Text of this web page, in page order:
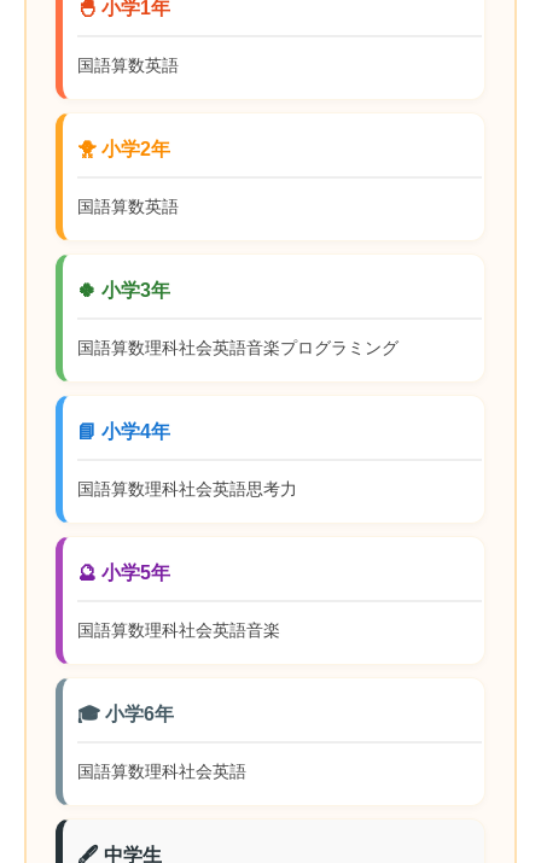
🐣 小学1年
国語算数英語
🐥 小学2年
国語算数英語
🍀 小学3年
国語算数理科社会英語音楽プログラミング
📘 小学4年
国語算数理科社会英語思考力
🔮 小学5年
国語算数理科社会英語音楽
🎓 小学6年
国語算数理科社会英語
🖋️ 中学生